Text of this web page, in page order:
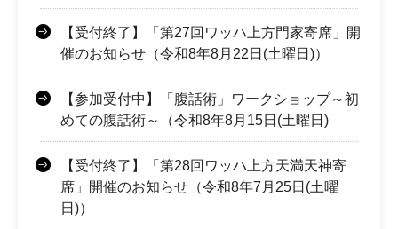
【受付終了】「第27回ワッハ上方門家寄席」開
催のお知らせ（令和8年8月22日(土曜日)）
【参加受付中】「腹話術」ワークショップ～初
めての腹話術～（令和8年8月15日(土曜日)
【受付終了】「第28回ワッハ上方天満天神寄
席」開催のお知らせ（令和8年7月25日(土曜
日)）